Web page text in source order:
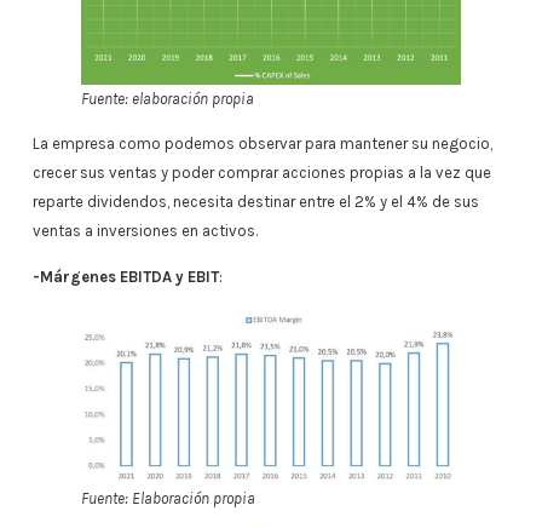
Fuente: elaboración propia
La empresa como podemos observar para mantener su negocio,
crecer sus ventas y poder comprar acciones propias a la vez que
reparte dividendos, necesita destinar entre el 2% y el 4% de sus
ventas a inversiones en activos.
-Márgenes EBITDA y EBIT:
Fuente: Elaboración propia